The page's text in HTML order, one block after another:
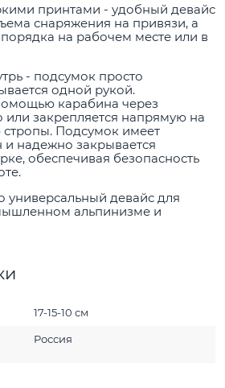
принтами - удобный девайс
снаряжения на привязи, а
на рабочем месте или в
- подсумок просто
одной рукой.
карабина через
или закрепляется напрямую на
Подсумок имеет
и надежно закрывается
обеспечивая безопасность
универсальный девайс для
альпинизме и
17-15-10 см
Россия